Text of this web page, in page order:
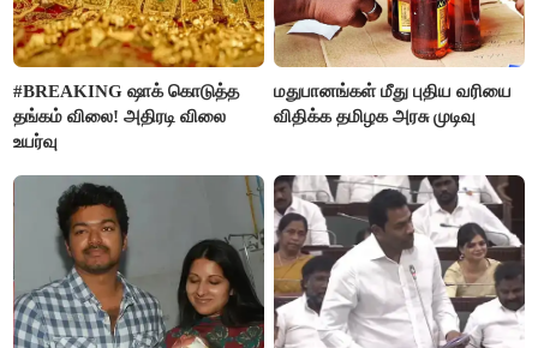
#BREAKING ஷாக் கொடுத்த
தங்கம் விலை! அதிரடி விலை
உயர்வு
மதுபானங்கள் மீது புதிய வரியை
விதிக்க தமிழக அரசு முடிவு